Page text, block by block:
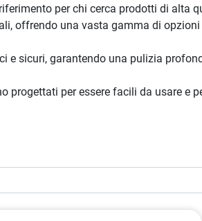
per chi cerca prodotti di alta
offrendo una vasta gamma di
sicuri, garantendo una pulizia
progettati per essere facili da usare e